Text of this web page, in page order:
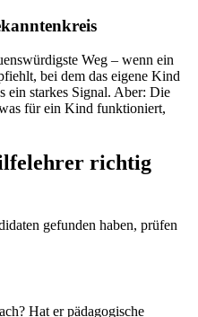
Weg – wenn ein
bei dem das eigene Kind
ein starkes Signal. Aber: Die
für ein Kind funktioniert,
richtig
gefunden haben, prüfen
Hat er pädagogische